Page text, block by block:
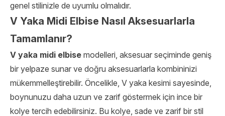
genel stilinizle de uyumlu olmalıdır.
V Yaka Midi Elbise Nasıl Aksesuarlarla
Tamamlanır?
V yaka midi elbise modelleri, aksesuar seçiminde geniş
bir yelpaze sunar ve doğru aksesuarlarla kombininizi
mükemmelleştirebilir. Öncelikle, V yaka kesimi sayesinde,
boynunuzu daha uzun ve zarif göstermek için ince bir
kolye tercih edebilirsiniz. Bu kolye, sade ve zarif bir stil